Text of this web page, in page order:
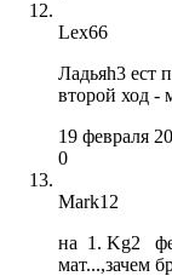
Lex66
Ладьяh3 ест
второй ход -
19 февраля
0
Mark12
на 1. Kg2
мат...,зачем